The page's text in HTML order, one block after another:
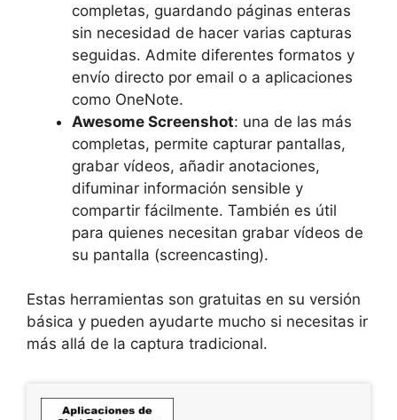
completas, guardando páginas enteras
sin necesidad de hacer varias capturas
seguidas. Admite diferentes formatos y
envío directo por email o a aplicaciones
como OneNote.
Awesome Screenshot: una de las más
completas, permite capturar pantallas,
grabar vídeos, añadir anotaciones,
difuminar información sensible y
compartir fácilmente. También es útil
para quienes necesitan grabar vídeos de
su pantalla (screencasting).
Estas herramientas son gratuitas en su versión
básica y pueden ayudarte mucho si necesitas ir
más allá de la captura tradicional.